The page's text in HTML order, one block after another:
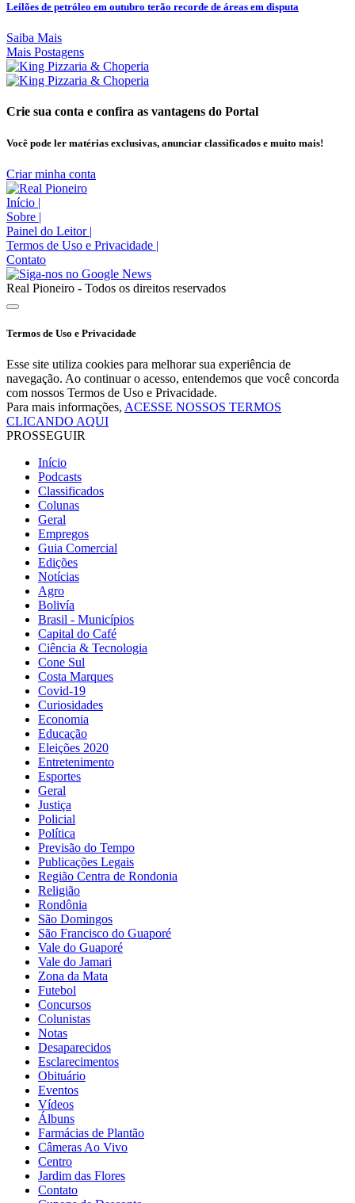
Leilões de petróleo em outubro terão recorde de áreas em disputa
Saiba Mais
Mais Postagens
Crie sua conta e confira as vantagens do Portal
Você pode ler matérias exclusivas, anunciar classificados e muito mais!
Criar minha conta
Início |
Sobre |
Painel do Leitor |
Termos de Uso e Privacidade |
Contato
Real Pioneiro - Todos os direitos reservados
Termos de Uso e Privacidade
Esse site utiliza cookies para melhorar sua experiência de
navegação. Ao continuar o acesso, entendemos que você concorda
com nossos Termos de Uso e Privacidade.
Para mais informações, ACESSE NOSSOS TERMOS
CLICANDO AQUI
PROSSEGUIR
Início
Podcasts
Classificados
Colunas
Geral
Empregos
Guia Comercial
Edições
Notícias
Agro
Bolivía
Brasil - Municípios
Capital do Café
Ciência & Tecnologia
Cone Sul
Costa Marques
Covid-19
Curiosidades
Economia
Educação
Eleições 2020
Entretenimento
Esportes
Geral
Justiça
Policial
Política
Previsão do Tempo
Publicações Legais
Região Centra de Rondonia
Religião
Rondônia
São Domingos
São Francisco do Guaporé
Vale do Guaporé
Vale do Jamari
Zona da Mata
Futebol
Concursos
Colunistas
Notas
Desaparecidos
Esclarecimentos
Obituário
Eventos
Vídeos
Álbuns
Farmácias de Plantão
Câmeras Ao Vivo
Centro
Jardim das Flores
Contato